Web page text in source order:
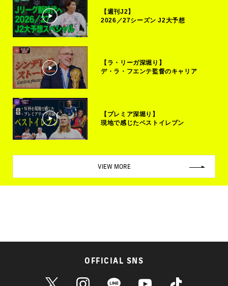
【週刊J2】
2026／27シーズン J2大予想
【ラ・リーガ深堀り】
デ・ラ・フエンテ監督のキャリア
【プレミア深堀り】
現地で感じたベストイレブン
VIEW MORE
OFFICIAL SNS